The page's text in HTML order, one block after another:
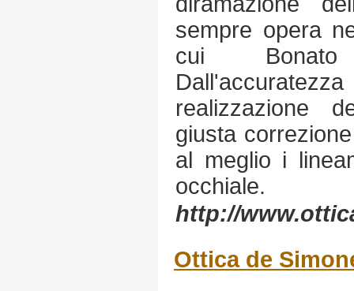
sempre opera
cui
realizzazione
giusta
al meglio i
occhiale.
http://
Ottica de